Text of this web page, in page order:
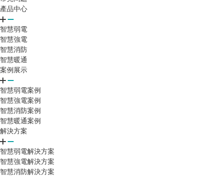
產品中心
智慧弱電
智慧強電
智慧消防
智慧暖通
案例展示
智慧弱電案例
智慧強電案例
智慧消防案例
智慧暖通案例
解決方案
智慧弱電解決方案
智慧強電解決方案
智慧消防解決方案